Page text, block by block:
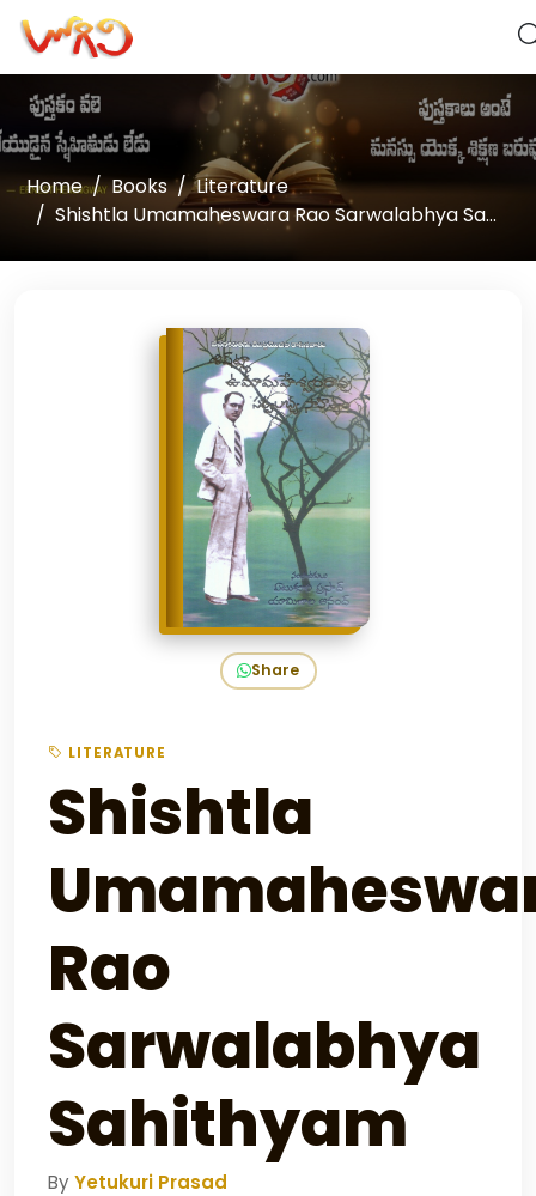
Home Books
Literature
Shishtla Umamaheswara Rao Sarwalabhya Sa...
Share
LITERATURE
Shishtla
Rao
Sarwalabhya
Sahithyam
By Yetukuri Prasad